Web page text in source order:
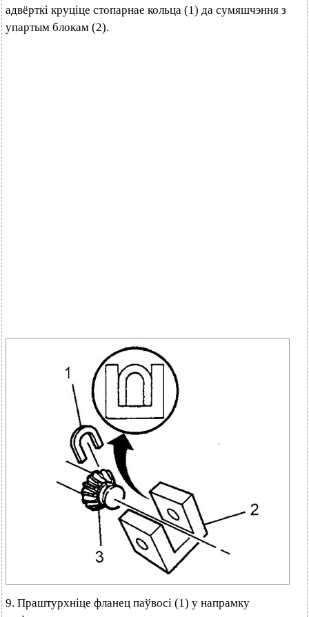
адвёрткі круціце стопарнае кольца (1) да сумяшчэння з
упартым блокам (2).
9. Праштурхніце фланец паўвосі (1) у напрамку